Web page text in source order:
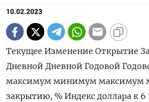
10.02.2023
Текущее Изменение Открытие
Дневной Дневной Годовой
максимум минимум максимум
закрытию, % Индекс доллара к 6